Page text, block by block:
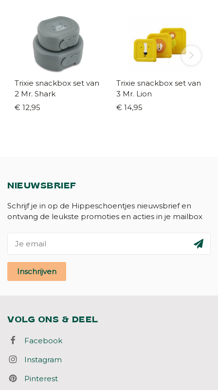
Trixie snackbox set van
2 Mr. Shark
€ 12,95
Trixie snackbox set van
3 Mr. Lion
€ 14,95
NIEUWSBRIEF
Schrijf je in op de Hippeschoentjes nieuwsbrief en
ontvang de leukste promoties en acties in je mailbox
Inschrijven
VOLG ONS & DEEL
Facebook
Instagram
Pinterest